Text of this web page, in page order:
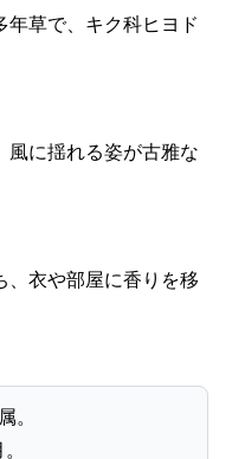
年草で、キク科ヒヨド
風に揺れる姿が古雅な
、衣や部屋に香りを移
。